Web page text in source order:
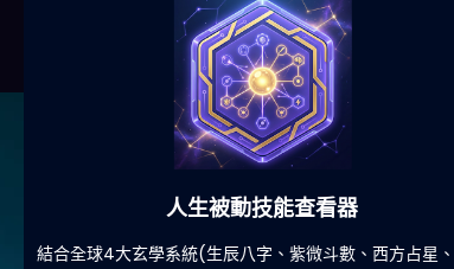
人生被動技能查看器
結合全球4大玄學系統(生辰八字、紫微斗數、西方占星